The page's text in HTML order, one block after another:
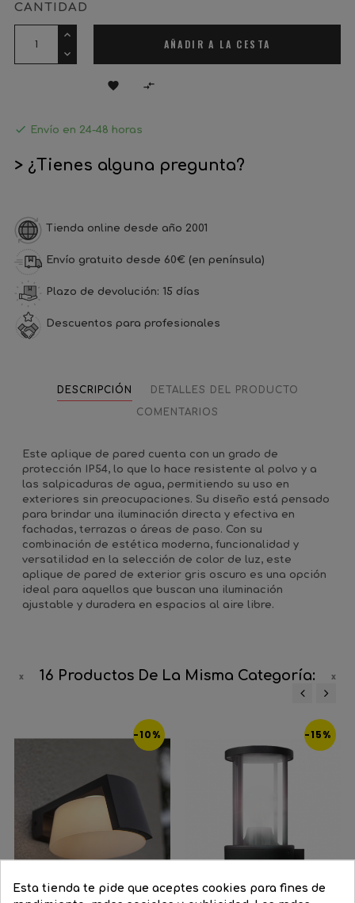
CANTIDAD
AÑADIR A LA CESTA
 
 Envío en 24-48 horas
> ¿Tienes alguna pregunta?
Tienda online desde año 2001
Envío gratuito desde 60€ (en península)
Plazo de devolución: 15 días
Descuentos para profesionales
DESCRIPCIÓN
DETALLES DEL PRODUCTO
COMENTARIOS
Este aplique de pared cuenta con un grado de
protección IP54, lo que lo hace resistente al polvo y a
las salpicaduras de agua, permitiendo su uso en
exteriores sin preocupaciones. Su diseño está pensado
para brindar una iluminación directa y efectiva en
fachadas, terrazas o áreas de paso. Con su
combinación de estética moderna, funcionalidad y
versatilidad en la selección de color de luz, este
aplique de pared de exterior gris oscuro es una opción
ideal para aquellos que buscan una iluminación
ajustable y duradera en espacios al aire libre.
16 Productos De La Misma Categoría:
-10% -15%
Esta tienda te pide que aceptes cookies para fines de